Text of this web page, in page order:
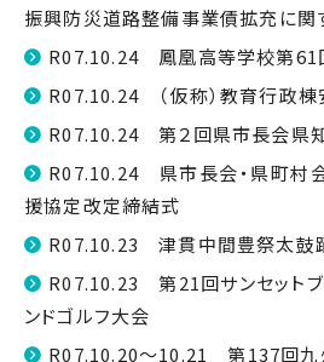
振興防災道路整備事業債拡充に関
R07.10.24 鳳凰高等学校第61
R07.10.24 （仮称）教育行政
R07.10.24 第２回県市長会県
R07.10.24 県市長会・県町村
援協定改定締結式
R07.10.23 津貫中間豊祭太鼓
R07.10.23 第21回サンセットブ
ンドゴルフ大会
R07.10.20～10.21 第137回九